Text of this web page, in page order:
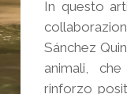
In questo
Sánchez
animali,
rinforzo